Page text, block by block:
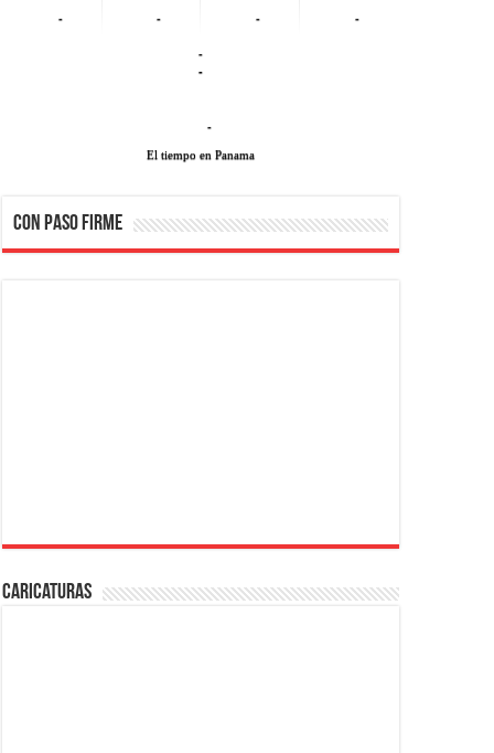
- - - -
-
-
-
El tiempo en Panama
CON PASO FIRME
Caricaturas